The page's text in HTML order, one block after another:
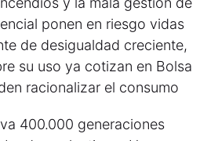
ponen en riesgo vidas
de desigualdad creciente,
su uso ya cotizan en Bolsa
racionalizar el consumo
400.000 generaciones